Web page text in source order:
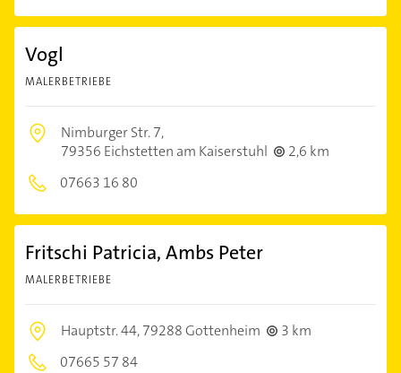
Vogl
MALERBETRIEBE
Nimburger Str. 7,
79356 Eichstetten am Kaiserstuhl
2,6 km
07663 16 80
Fritschi Patricia, Ambs Peter
MALERBETRIEBE
Hauptstr. 44,79288 Gottenheim
3 km
07665 57 84